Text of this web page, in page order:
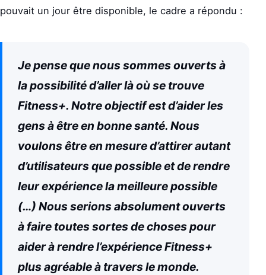
pouvait un jour être disponible, le cadre a répondu :
Je pense que nous sommes ouverts à
la possibilité d’aller là où se trouve
Fitness+. Notre objectif est d’aider les
gens à être en bonne santé. Nous
voulons être en mesure d’attirer autant
d’utilisateurs que possible et de rendre
leur expérience la meilleure possible
(…) Nous serions absolument ouverts
à faire toutes sortes de choses pour
aider à rendre l’expérience Fitness+
plus agréable à travers le monde.